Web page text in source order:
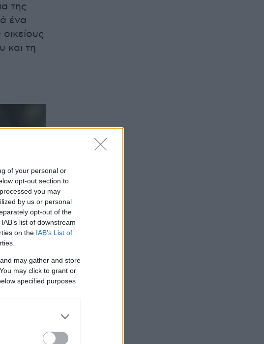
of your personal or
opt-out section to
you may
by us or personal
opt-out of the
list of downstream
on the IAB’s List of
may gather and store
may click to grant or
specified purposes
της
ένα
και τη
μου, ο